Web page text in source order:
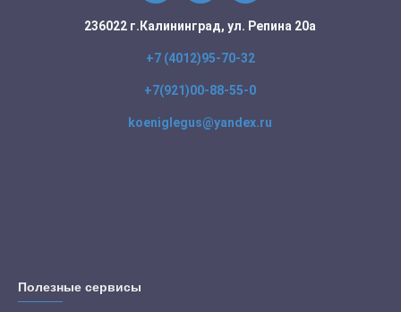
236022 г.Калининград, ул. Репина 20а
+7 (4012)95-70-32
+7(921)00-88-55-0
koeniglegus@yandex.ru
Полезные сервисы